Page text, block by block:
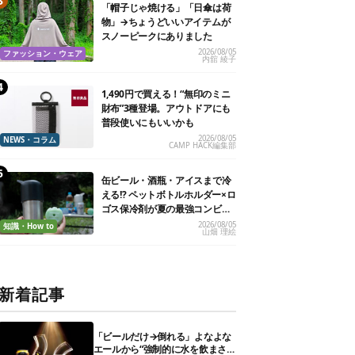
ファッション・ウェア
「帽子じゃ焼ける」「日傘は荷
物」→ちょうどいいアイテムが
スノーピークにありました
2026/08/05
内舘 綾子
NEWS・コラム
1,490円で買える！“無印のミニ
財布”3種登場。アウトドアにも
普段使いにもいいかも
2026/08/05
CAMP HACK編集部
知識・How to
缶ビール・酒瓶・アイスまで冷
える!? ペットボトルホルダー×ロ
ゴス保冷剤が夏の最強コンビだ
2026/08/05
山畑 理絵
着記事
「ビールだけ→倒れる」よなよな
エールから“強制的に水を飲まさ